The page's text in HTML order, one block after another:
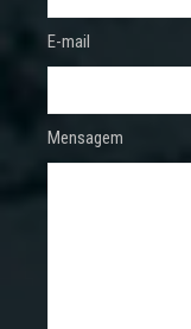
E-mail
Mensagem